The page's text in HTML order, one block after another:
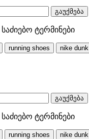
გაუქმება
ტერმინები
running shoes nike dunk
გაუქმება
ტერმინები
running shoes nike dunk